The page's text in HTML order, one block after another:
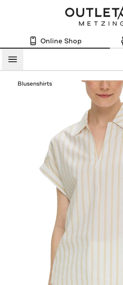
Online Shop
Menü
Blusenshirts